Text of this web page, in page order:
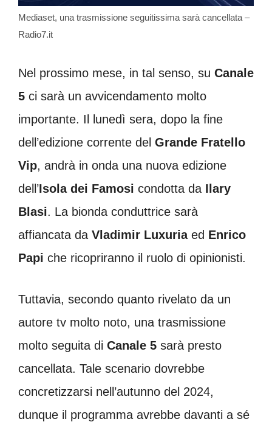
Mediaset, una trasmissione seguitissima sarà cancellata –
Radio7.it
Nel prossimo mese, in tal senso, su Canale
5 ci sarà un avvicendamento molto
importante. Il lunedì sera, dopo la fine
dell’edizione corrente del Grande Fratello
Vip, andrà in onda una nuova edizione
dell’Isola dei Famosi condotta da Ilary
Blasi. La bionda conduttrice sarà
affiancata da Vladimir Luxuriaed Enrico
Papi che ricopriranno il ruolo di opinionisti.
Tuttavia, secondo quanto rivelato da un
autore tv molto noto, una trasmissione
molto seguita di Canale 5 sarà presto
cancellata. Tale scenario dovrebbe
concretizzarsi nell’autunno del 2024,
dunque il programma avrebbe davanti a sé